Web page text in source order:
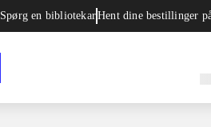
Spørg en bibliotekarHent dine bestillinger